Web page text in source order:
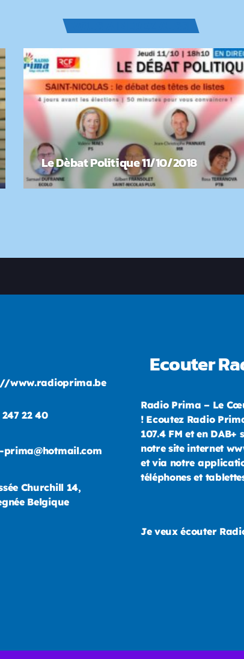
Le Dèbat Politique 11/10/2018
www.radioprima.be
22 40
prima@hotmail.com
Churchill 14,
Belgique
Ecouter
Radio Prima – Le
! Ecoutez Radio
107.4 FM et en DAB+
notre site internet
et via notre
téléphones et
Je veux écouter